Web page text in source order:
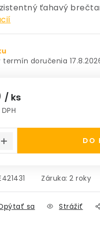
ťahavý
/ ks
DO
Záruka: 2 roky
sa Strážiť